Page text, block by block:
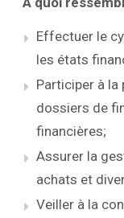
Effectuer le
les états
Participer à la
dossiers de
financières;
Assurer la
achats et
Veiller à la